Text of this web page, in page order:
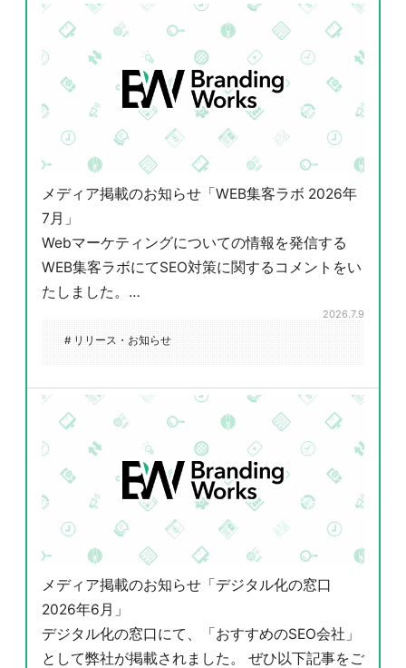
メディア掲載のお知らせ「WEB集客ラボ 2026年
7月」
Webマーケティングについての情報を発信する
WEB集客ラボにてSEO対策に関するコメントをい
たしました。…
2026.7.9
# リリース・お知らせ
メディア掲載のお知らせ「デジタル化の窓口
2026年6月」
デジタル化の窓口にて、「おすすめのSEO会社」
として弊社が掲載されました。 ぜひ以下記事をご